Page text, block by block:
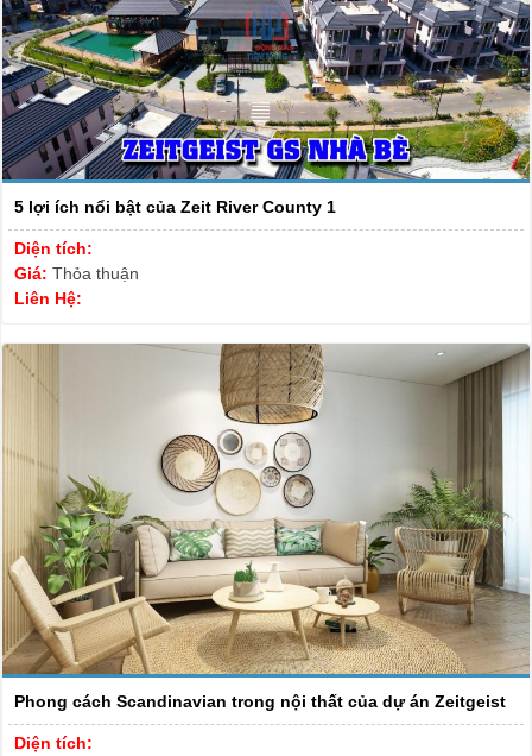
5 lợi ích nổi bật của Zeit River County 1
Diện tích:
Giá: Thỏa thuận
Liên Hệ:
Phong cách Scandinavian trong nội thất của dự án Zeitgeist
Diện tích: